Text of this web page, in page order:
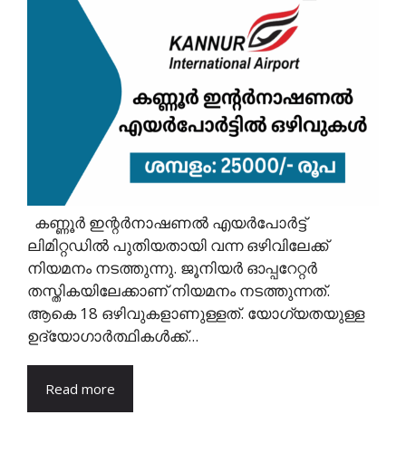
കണ്ണൂർ ഇന്റർനാഷണൽ എയർപോർട്ട്
ലിമിറ്റഡിൽ പുതിയതായി വന്ന ഒഴിവിലേക്ക്
നിയമനം നടത്തുന്നു. ജൂനിയർ ഓപ്പറേറ്റർ
തസ്തികയിലേക്കാണ് നിയമനം നടത്തുന്നത്.
ആകെ 18 ഒഴിവുകളാണുള്ളത്. യോഗ്യതയുള്ള
ഉദ്യോഗാർത്ഥികൾക്ക്...
Read more